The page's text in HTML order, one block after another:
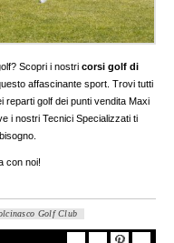
Scopri i nostricorsi golf di
affascinante sport. Trovi tutti
reparti golf dei punti vendita Maxi
i nostri Tecnici Specializzati ti
con noi!
Golf Club